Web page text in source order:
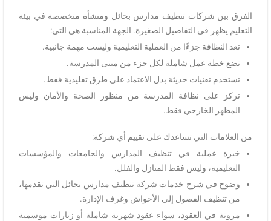
الفرق بين شركات تنظيف مدارس بحائل ومنشأة متخصصة في بيئة
التعليم يظهر في التفاصيل الصغيرة. الجهة المناسبة هي التي:
تعد النظافة جزءًا من العملية التعليمية وليست مهمة جانبية.
تضع خطة عمل شاملة لكل جزء من مبنى المدرسة.
تستخدم تقنيات حديثة بدل الاعتماد على طرق تقليدية فقط.
تركز على نظافة المدرسة من منظور الصحة والأمان وليس
المظهر الخارجي فقط.
من العلامات التي تساعدك على تقييم أي شركة:
خبرة عملية في تنظيف المدارس والجامعات والمؤسسات
التعليمية، وليس فقط المنازل والفلل.
وضوح في شرح خدمات شركة تنظيف مدارس بحائل التي تقدمها،
من تنظيف الفصول إلى الأحواش وغرف الإدارة.
مرونة في العقود، سواء عقود شهرية شاملة أو زيارات موسمية